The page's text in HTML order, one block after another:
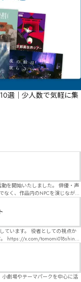
選｜少人数で気軽に集
いたしました。 俳優・声
なく、作品内のNPCを演じなが
得意としています。 自分自
意図を大切にしながら、その作
、公演を進めていく時間が本当
、デスゲーム、青春ものなど、
しての視点か
ェ「コアクト」(不定期開催)出
劇場やテーマパークを中心に活